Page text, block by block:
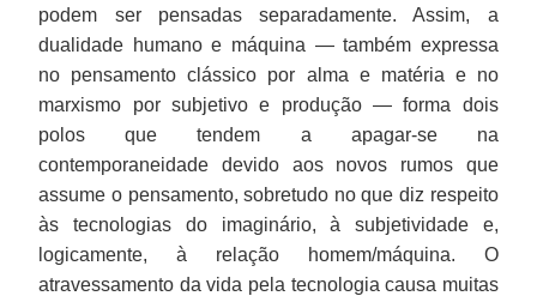
podem ser pensadas separadamente. Assim, a
dualidade humano e máquina — também expressa
no pensamento clássico por alma e matéria e no
marxismo por subjetivo e produção — forma dois
polos que tendem a apagar-se na
contemporaneidade devido aos novos rumos que
assume o pensamento, sobretudo no que diz respeito
às tecnologias do imaginário, à subjetividade e,
logicamente, à relação homem/máquina. O
atravessamento da vida pela tecnologia causa muitas